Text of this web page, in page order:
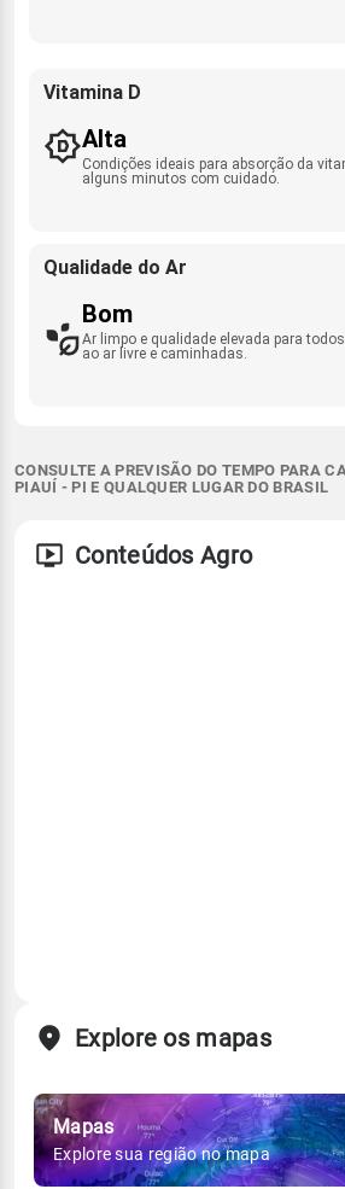
Vitamina D
Alta
Condições ideais para absorção da
alguns minutos com cuidado.
Qualidade do Ar
Bom
Ar limpo e qualidade elevada para
ao ar livre e caminhadas.
CONSULTE A PREVISÃO DO TEMPO PARA
PIAUÍ - PI E QUALQUER LUGAR DO BRASIL
Conteúdos Agro
Explore os mapas
Mapas
Explore sua região no mapa